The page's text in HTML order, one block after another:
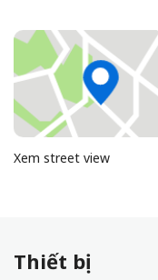
Xem street view
Thiết bị